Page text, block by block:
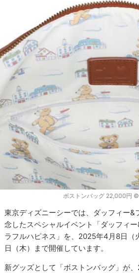
ボストンバッグ 22,000円
東京ディズニーシーでは、ダッフィー&
念したスペシャルイベント「ダッフィ
ラフルハピネス」を、2025年4月8日（
日（木）まで開催しています。
新グッズとして「ボストンバッグ」が